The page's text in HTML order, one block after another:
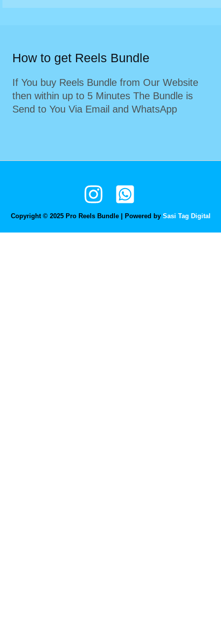
How to get Reels Bundle
If You buy Reels Bundle from Our Website
then within up to 5 Minutes The Bundle is
Send to You Via Email and WhatsApp
Copyright © 2025 Pro Reels Bundle | Powered by Sasi Tag Digital